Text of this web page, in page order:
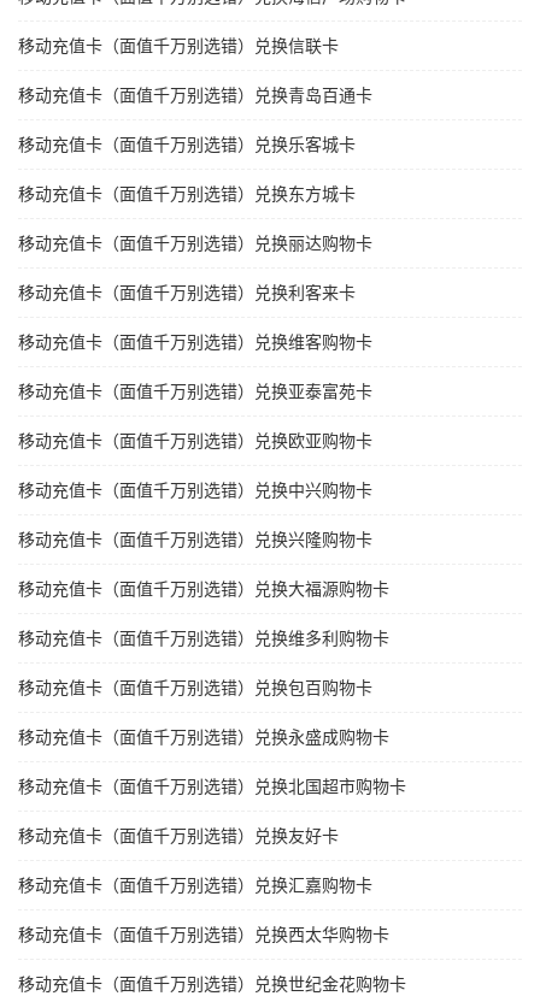
移动充值卡（面值千万别选错）兑换信联卡
移动充值卡（面值千万别选错）兑换青岛百通卡
移动充值卡（面值千万别选错）兑换乐客城卡
移动充值卡（面值千万别选错）兑换东方城卡
移动充值卡（面值千万别选错）兑换丽达购物卡
移动充值卡（面值千万别选错）兑换利客来卡
移动充值卡（面值千万别选错）兑换维客购物卡
移动充值卡（面值千万别选错）兑换亚泰富苑卡
移动充值卡（面值千万别选错）兑换欧亚购物卡
移动充值卡（面值千万别选错）兑换中兴购物卡
移动充值卡（面值千万别选错）兑换兴隆购物卡
移动充值卡（面值千万别选错）兑换大福源购物卡
移动充值卡（面值千万别选错）兑换维多利购物卡
移动充值卡（面值千万别选错）兑换包百购物卡
移动充值卡（面值千万别选错）兑换永盛成购物卡
移动充值卡（面值千万别选错）兑换北国超市购物卡
移动充值卡（面值千万别选错）兑换友好卡
移动充值卡（面值千万别选错）兑换汇嘉购物卡
移动充值卡（面值千万别选错）兑换西太华购物卡
移动充值卡（面值千万别选错）兑换世纪金花购物卡